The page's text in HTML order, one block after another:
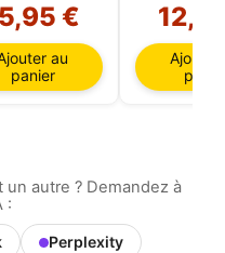
€
au
panier
Ajouter
autre ? Demandez à
:
Perplexity